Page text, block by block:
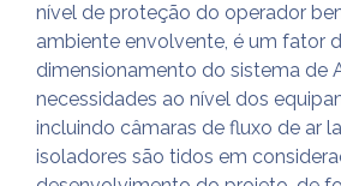
nível de proteção do operador
ambiente envolvente, é um fator
dimensionamento do sistema de
necessidades ao nível dos
incluindo câmaras de fluxo de ar
isoladores são tidos em